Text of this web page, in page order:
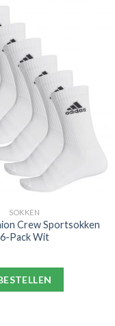
SOKKEN
Crew Sportsokken
6-Pack Wit